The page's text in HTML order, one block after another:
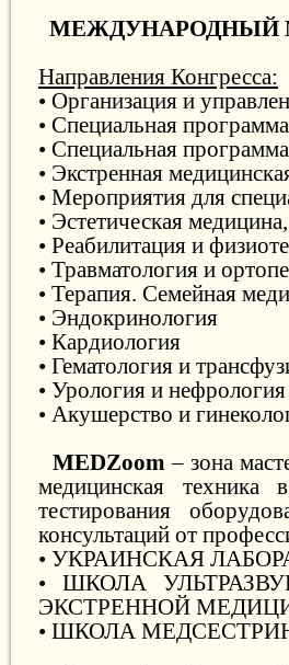
МЕЖДУНАРОДНЫЙ
Направления Конгресса:
• Организация и
• Специальная
• Специальная
• Экстренная
• Мероприятия для
• Эстетическая
• Реабилитация и
• Травматология и
• Терапия. Семейная
• Эндокринология
• Кардиология
• Гематология и
• Урология и нефрология
• Акушерство и
MEDZoom – зона
медицинская техника
тестирования
консультаций от
• УКРАИНСКАЯ
• ШКОЛА
ЭКСТРЕННОЙ
• ШКОЛА